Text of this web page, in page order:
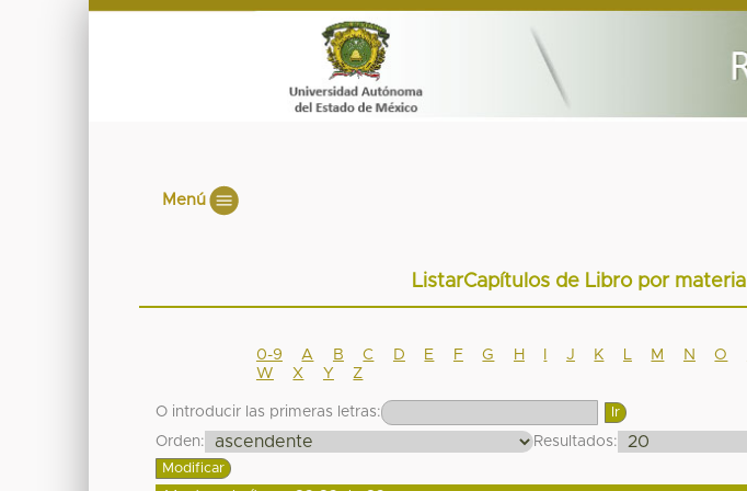
Menú
ListarCapítulos de Libro por materia
0-9 A B C D E F G H J K M N O
W
X Y Z
O introducir las primeras letras:
Orden:
Resultados: